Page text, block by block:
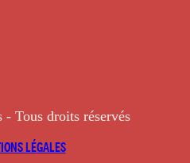
Tous droits réservés
LÉGALES